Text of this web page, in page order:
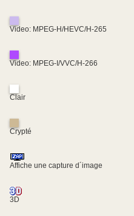
Video: MPEG-H/HEVC/H-265
Video: MPEG-I/VVC/H-266
Clair
Crypté
Affiche une capture d´image
3D